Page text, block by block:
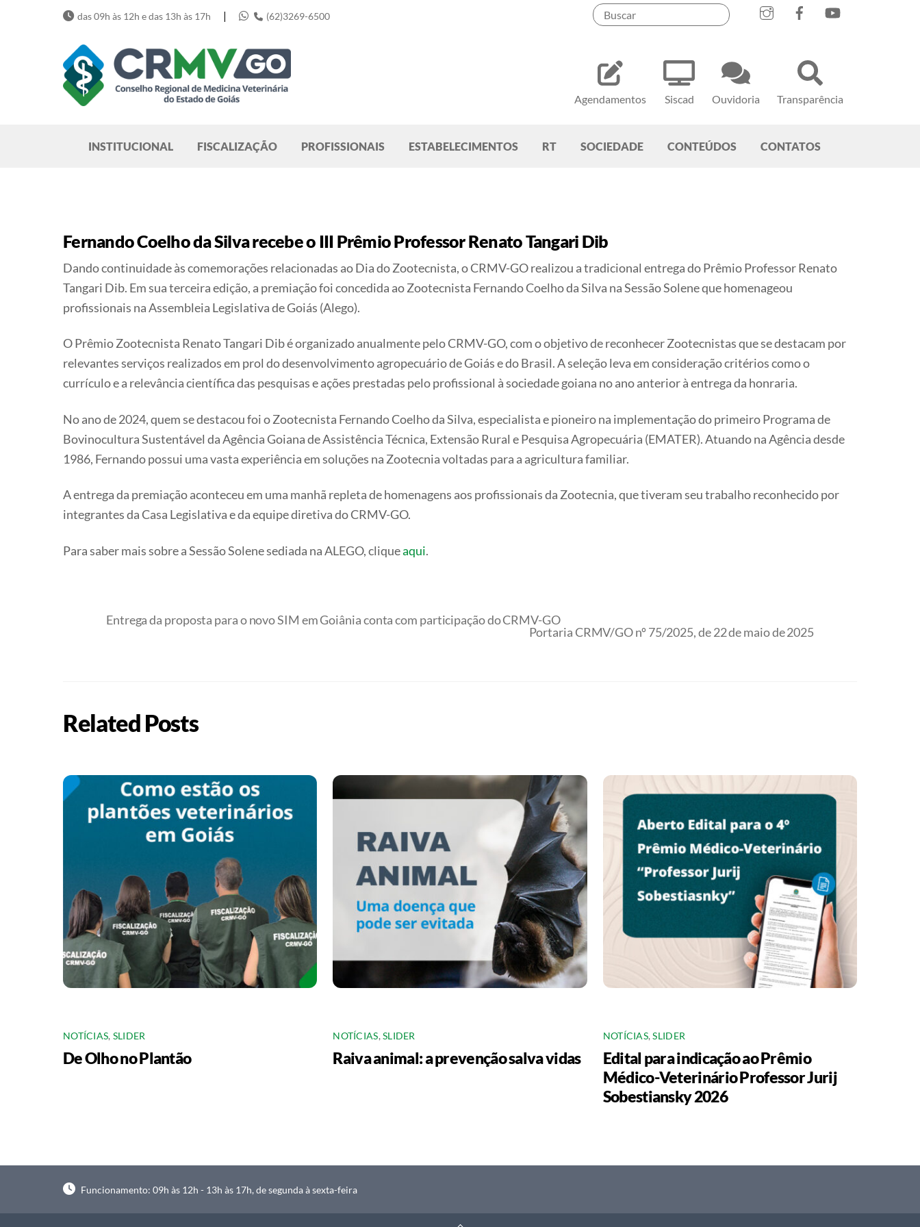
Agendamentos Siscad Ouvidoria Transparência
das 09h às 12h e das 13h às 17h | (62)3269-6500
INSTITUCIONAL FISCALIZAÇÃO PROFISSIONAIS ESTABELECIMENTOS RT SOCIEDADE CONTEÚDOS CONTATOS
Fernando Coelho da Silva recebe o III Prêmio Professor Renato Tangari Dib
Dando continuidade às comemorações relacionadas ao Dia do Zootecnista, o CRMV-GO realizou a tradicional entrega do Prêmio Professor Renato
Tangari Dib. Em sua terceira edição, a premiação foi concedida ao Zootecnista Fernando Coelho da Silva na Sessão Solene que homenageou
profissionais na Assembleia Legislativa de Goiás (Alego).
O Prêmio Zootecnista Renato Tangari Dib é organizado anualmente pelo CRMV-GO, com o objetivo de reconhecer Zootecnistas que se destacam por
relevantes serviços realizados em prol do desenvolvimento agropecuário de Goiás e do Brasil. A seleção leva em consideração critérios como o
currículo e a relevância científica das pesquisas e ações prestadas pelo profissional à sociedade goiana no ano anterior à entrega da honraria.
No ano de 2024, quem se destacou foi o Zootecnista Fernando Coelho da Silva, especialista e pioneiro na implementação do primeiro Programa de
Bovinocultura Sustentável da Agência Goiana de Assistência Técnica, Extensão Rural e Pesquisa Agropecuária (EMATER). Atuando na Agência desde
1986, Fernando possui uma vasta experiência em soluções na Zootecnia voltadas para a agricultura familiar.
A entrega da premiação aconteceu em uma manhã repleta de homenagens aos profissionais da Zootecnia, que tiveram seu trabalho reconhecido por
integrantes da Casa Legislativa e da equipe diretiva do CRMV-GO.
Para saber mais sobre a Sessão Solene sediada na ALEGO, cliqueaqui.
Entrega da proposta para o novo SIM em Goiânia conta com participação do CRMV-GO
Portaria CRMV/GO nº 75/2025, de 22 de maio de 2025
Related Posts
NOTÍCIAS, SLIDER
De Olho no Plantão
NOTÍCIAS,SLIDER
Raiva animal: a prevenção salva vidas
NOTÍCIAS,SLIDER
Edital para indicação ao Prêmio
Médico-Veterinário Professor Jurij
Sobestiansky 2026
Funcionamento: 09h às 12h - 13h às 17h, de segunda à sexta-feira